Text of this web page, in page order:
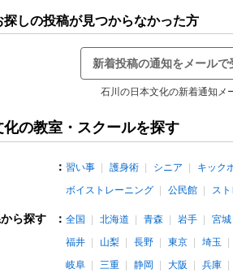
しの投稿が見つからなかった方
新着投稿の通知をメールで
石川の日本文化の新着通知メ
の教室・スクールを探す
： 習い事 護身術 シニア キック
ボイストレーニング
公民館 ス
ら探す ： 全国 北海道 青森 岩手 宮城
福井
山梨 長野 東京 埼玉
岐阜
三重 静岡 大阪 兵庫